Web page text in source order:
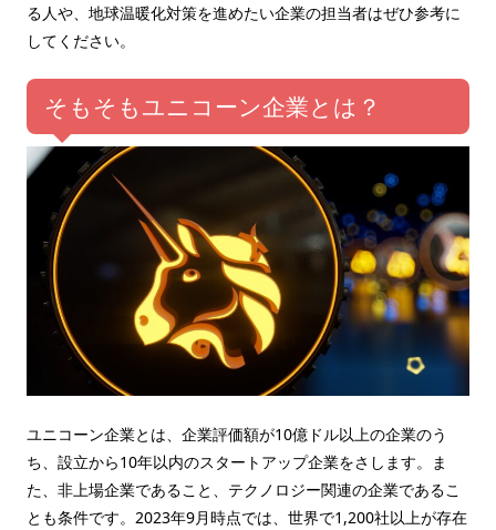
る人や、地球温暖化対策を進めたい企業の担当者はぜひ参考に
してください。
そもそもユニコーン企業とは？
ユニコーン企業とは、企業評価額が10億ドル以上の企業のう
ち、設立から10年以内のスタートアップ企業をさします。ま
た、非上場企業であること、テクノロジー関連の企業であるこ
とも条件です。2023年9月時点では、世界で1,200社以上が存在